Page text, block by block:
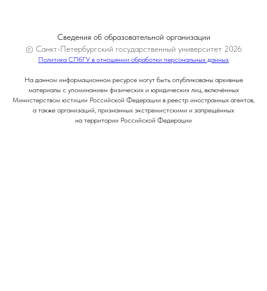
Сведения об образовательной организации
© Санкт-Петербургский государственный университет 2026
Политика СПбГУ в отношении обработки персональных данных
На данном информационном ресурсе могут быть опубликованы архивные
материалы с упоминанием физических и юридических лиц, включённых
Министерством юстиции Российской Федерации в реестр иностранных агентов,
а также организаций, признанных экстремистскими и запрещённых
на территории Российской Федерации